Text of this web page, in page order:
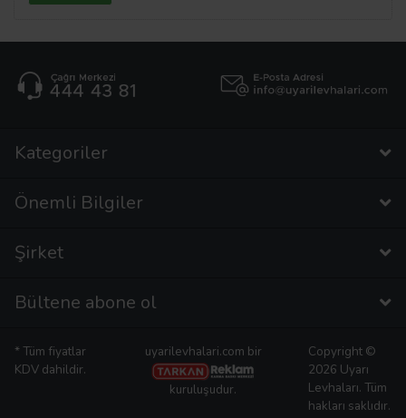
Kategoriler
Önemli Bilgiler
Şirket
Bültene abone ol
* Tüm fiyatlar
KDV dahildir.
uyarilevhalari.com bir
kuruluşudur.
Copyright ©
2026 Uyarı
Levhaları. Tüm
hakları saklıdır.